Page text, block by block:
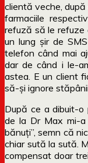
clientă veche, după
farmaciile
refuză să le refuze
un lung șir de
telefon când mai
dar de când i le-
astea. E un client
să-și ignore stăpânii.
După ce a dibuit-o
de la Dr Max mi-
bănuți”, semn că
chiar sută la sută.
compensat doar